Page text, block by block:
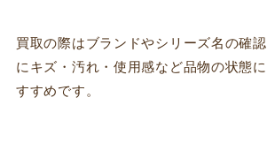
買取の際はブランドやシリーズ名の確
にキズ・汚れ・使用感など品物の状態
すすめです。